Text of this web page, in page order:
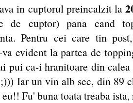
in cuptorul preincalzit la
de cuptor) pana cand
Pentru cei care tin
evident la partea de
pui ca-i hranitoare din
Iar un vin alb sec, din 89
eu!! Fu' buna toata treaba